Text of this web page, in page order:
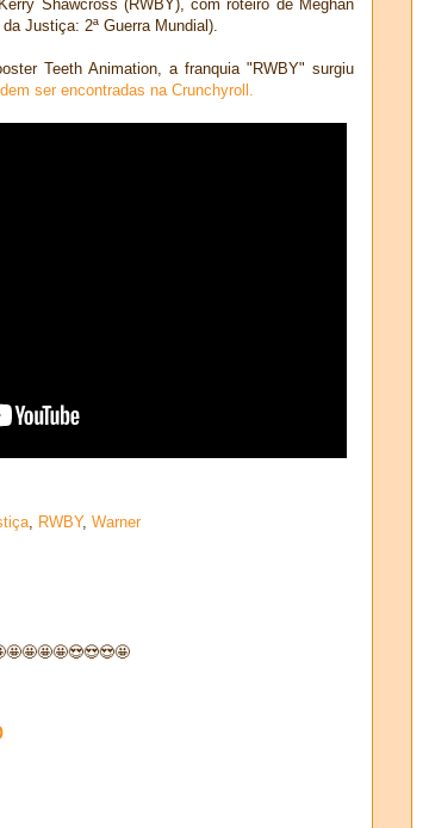
Shawcross (RWBY), com roteiro de Meghan
Justiça: 2ª Guerra Mundial).
Teeth Animation, a franquia "RWBY" surgiu
ser encontradas na Crunchyroll.
, RWBY, Warner